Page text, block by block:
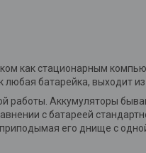
как стационарным
батарейка, выходит из
работы. Аккумуляторы
с батареей
его днище с